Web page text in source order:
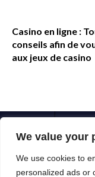
We value your
We use cookies to
personalized ads or
Casino en ligne :
conseils afin de
aux jeux de casino